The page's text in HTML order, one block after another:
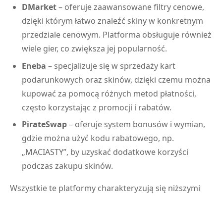
DMarket– oferuje zaawansowane filtry cenowe,
dzięki którym łatwo znaleźć skiny w konkretnym
przedziale cenowym. Platforma obsługuje również
wiele gier, co zwiększa jej popularność.
Eneba – specjalizuje się w sprzedaży kart
podarunkowych oraz skinów, dzięki czemu można
kupować za pomocą różnych metod płatności,
często korzystając z promocji i rabatów.
PirateSwap– oferuje system bonusów i wymian,
gdzie można użyć kodu rabatowego, np.
„MACIASTY”, by uzyskać dodatkowe korzyści
podczas zakupu skinów.
Wszystkie te platformy charakteryzują się niższymi